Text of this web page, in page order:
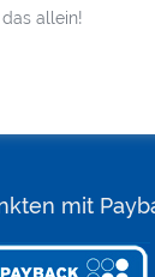
allein!
mit